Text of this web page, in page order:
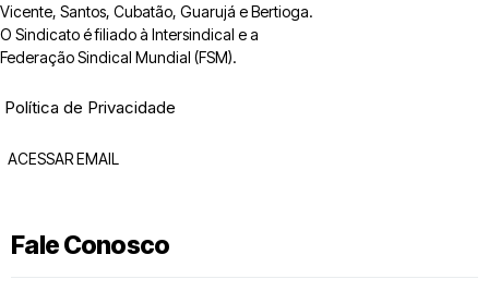
Vicente, Santos, Cubatão, Guarujá e Bertioga.
O Sindicato é filiado à Intersindical e a
Federação Sindical Mundial (FSM).
Política de Privacidade
ACESSAR EMAIL
Fale Conosco